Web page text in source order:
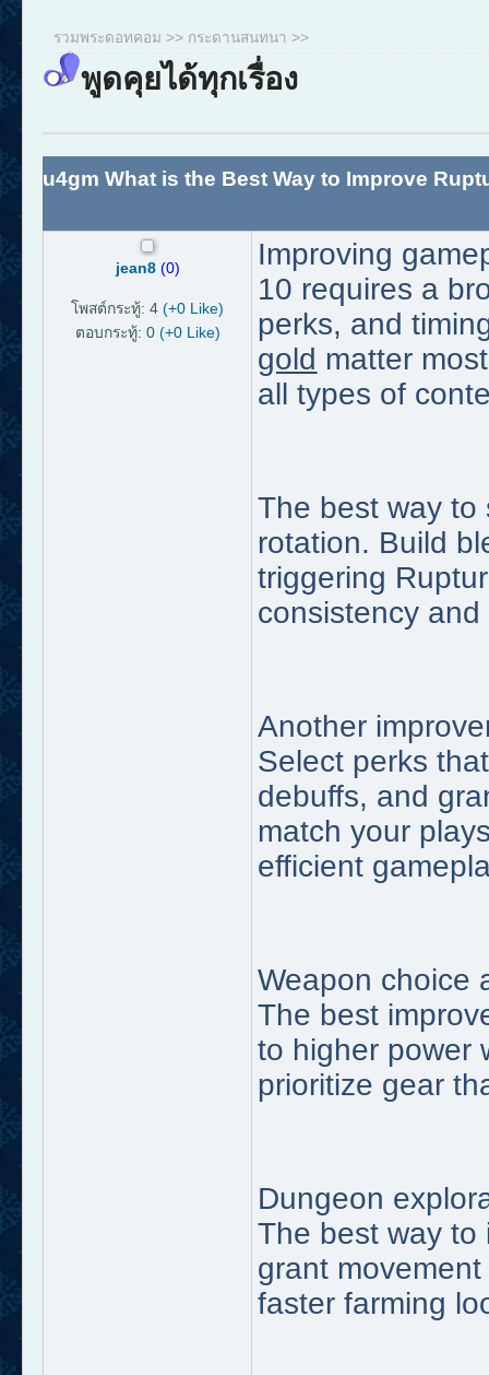
รวมพระดอทคอม >> กระดานสนทนา >>
พูดคุยได้ทุกเรื่อง
u4gm What is the Best Way to Improve
jean8 (0)
โพสต์กระทู้: 4(+0 Like)
ตอบกระทู้: 0 (+0 Like)
Improving
10 requires a
perks, and
gold matter
all types of
The best way to
rotation. Build
triggering
consistency
Another
Select perks
debuffs, and
match your
efficient
Weapon choice
The best
to higher power
prioritize gear
Dungeon
The best way to
grant
faster farming